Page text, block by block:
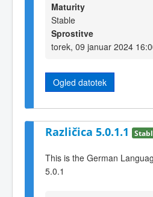
Maturity
Stable
Sprostitve
torek, 09 januar 2024
Ogled datotek
Različica 5.0.1.1
This is the German
5.0.1